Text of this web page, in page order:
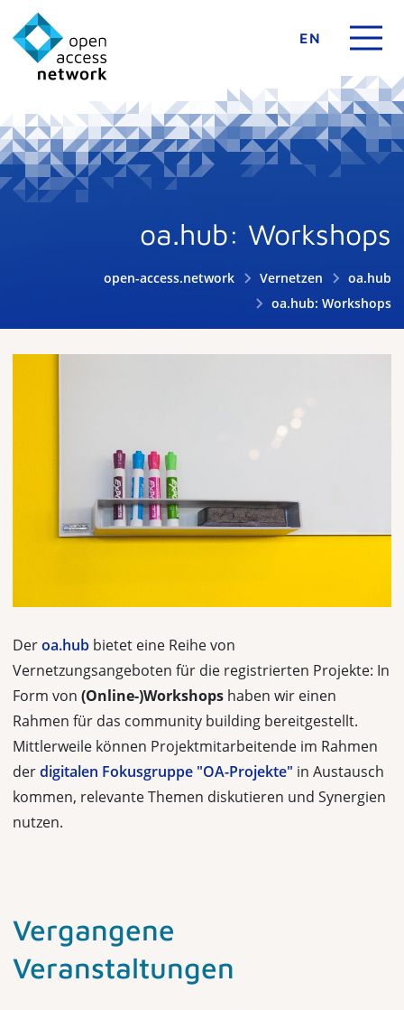
EN
oa.hub: Workshops
open-access.network Vernetzen
oa.hub
oa.hub: Workshops
Deroa.hub bietet eine Reihe von
Vernetzungsangeboten für die registrierten Projekte: In
Form von (Online-)Workshops haben wir einen
Rahmen für das community building bereitgestellt.
Mittlerweile können Projektmitarbeitende im Rahmen
derdigitalen Fokusgruppe "OA-Projekte" in Austausch
kommen, relevante Themen diskutieren und Synergien
nutzen.
Vergangene
Veranstaltungen